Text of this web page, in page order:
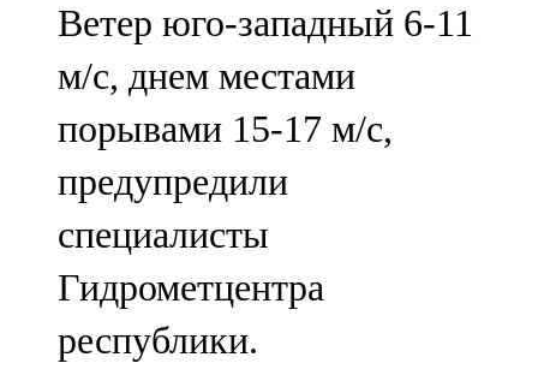
Чистай
103,0 FM
Чүпрәле
91,0 FM
Шәмәрдән
102,3 FM
Яңа чишмә
Ветер юго-западный 6-11
м/с, днем местами
порывами 15-17 м/с,
предупредили
специалисты
Гидрометцентра
республики.